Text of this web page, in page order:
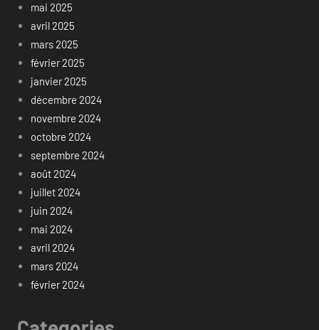
mai 2025
avril 2025
mars 2025
février 2025
janvier 2025
décembre 2024
novembre 2024
octobre 2024
septembre 2024
août 2024
juillet 2024
juin 2024
mai 2024
avril 2024
mars 2024
février 2024